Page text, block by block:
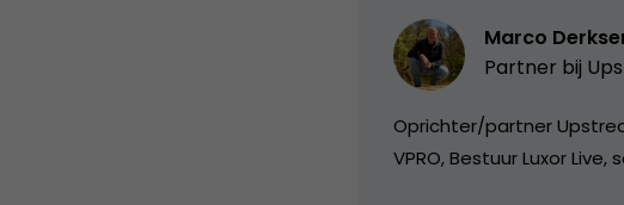
Marco
Partner bij
Oprichter/partner
VPRO, Bestuur Luxor